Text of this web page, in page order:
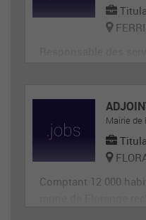
Mairie de
Comptant 12 000